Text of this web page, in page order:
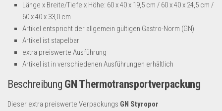
B2B Produkte
Grosshandel
Amazon
Aldi
Lidl
Länge x Breite/Tiefe x Höhe: 60 x 40 x 19,5 cm / 60 x 40 x 24,5 cm /
60 x 40 x 33,0 cm
Artikel entspricht der allgemein gültigen Gastro-Norm (GN)
Artikel ist stapelbar
extra preiswerte Ausführung
Artikel ist in verschiedenen Ausführungen erhältlich
Beschreibung GN Thermotransportverpackung
Dieser extra preiswerte Verpackungs GN Styropor